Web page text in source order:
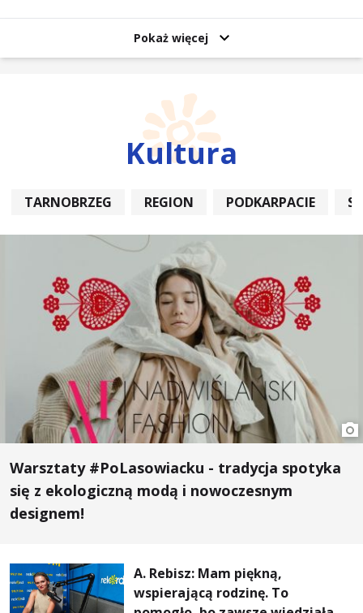
Pokaż więcej
Kultura
TARNOBRZEG REGION PODKARPACIE
Warsztaty #PoLasowiacku - tradycja spotyka
się z ekologiczną modą i nowoczesnym
designem!
A. Rebisz: Mam piękną,
wspierającą rodzinę. To